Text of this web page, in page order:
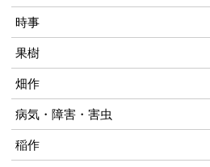
時事
果樹
畑作
病気・障害・害虫
稲作